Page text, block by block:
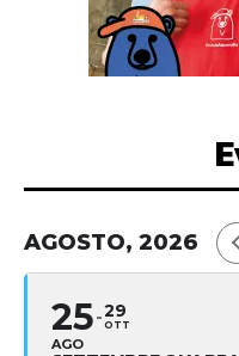
AGOSTO, 2026
25
AGO
29
OTT